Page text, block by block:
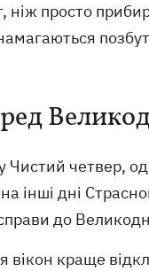
ніж просто
Чистий четвер,
інші дні
до
вікон краще